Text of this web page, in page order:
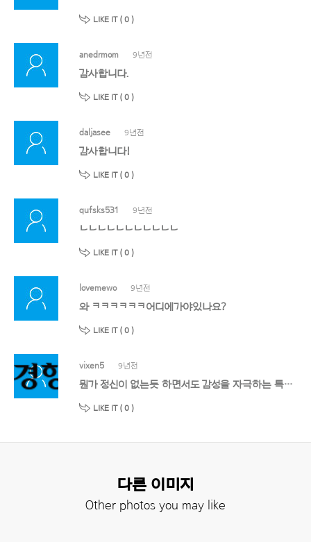
LIKE IT ( 0 )
anedrmom 9년전
감사합니다.
LIKE IT ( 0 )
daljasee 9년전
감사합니다!
LIKE IT ( 0 )
qufsks531 9년전
ㄴㄴㄴㄴㄴㄴㄴㄴㄴㄴㄴ
LIKE IT ( 0 )
lovemewo 9년전
와 ㅋㅋㅋㅋㅋㅋ어디에가야있나요?
LIKE IT ( 0 )
vixen5 9년전
뭔가 정신이 없는듯 하면서도 감성을 자극하는 특이한 느낌이.... ^^ 잘쓸께요~~ ^^
LIKE IT ( 0 )
다른 이미지
Other photos you may like